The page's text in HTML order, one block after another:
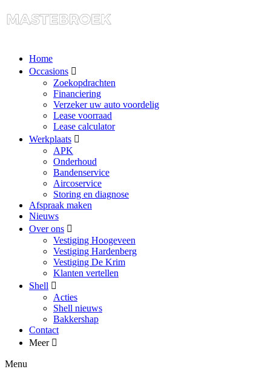
Home
Occasions
Zoekopdrachten
Financiering
Verzeker uw auto voordelig
Lease voorraad
Lease calculator
Werkplaats
APK
Onderhoud
Bandenservice
Aircoservice
Storing en diagnose
Afspraak maken
Nieuws
Over ons
Vestiging Hoogeveen
Vestiging Hardenberg
Vestiging De Krim
Klanten vertellen
Shell
Acties
Shell nieuws
Bakkershap
Contact
Meer
Menu